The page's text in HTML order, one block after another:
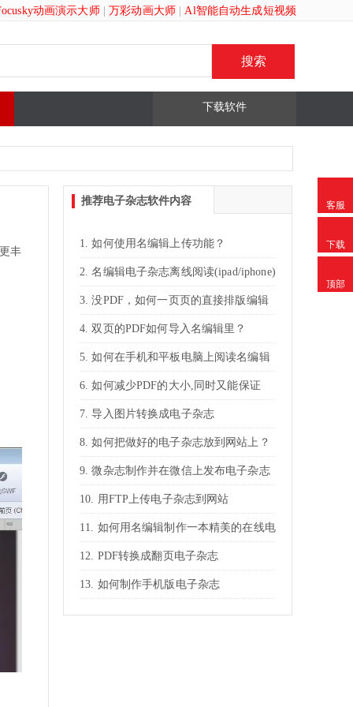
动画演示大师 |万彩动画大师 |Al智能自动生成短视频
下载软件
丰
推荐电子杂志软件内容
如何使用名编辑上传功能？
名编辑电子杂志离线阅读(ipad/iphone)
没PDF，如何一页页的直接排版编辑
名编辑电子杂志？
双页的PDF如何导入名编辑里？
如何在手机和平板电脑上阅读名编辑
电子杂志
如何减少PDF的大小,同时又能保证
PDF放大的清晰度
导入图片转换成电子杂志
如何把做好的电子杂志放到网站上？
微杂志制作并在微信上发布电子杂志
用FTP上传电子杂志到网站
如何用名编辑制作一本精美的在线电
子杂志？
PDF转换成翻页电子杂志
如何制作手机版电子杂志
客服
下载
顶部